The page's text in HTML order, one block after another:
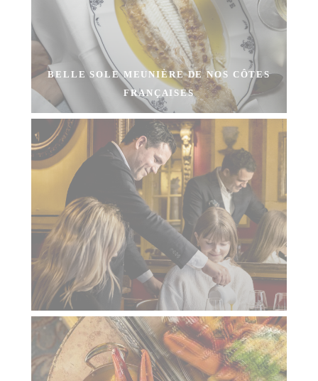
BELLE SOLE MEUNIÈRE DE NOS CÔTES
FRANÇAISES